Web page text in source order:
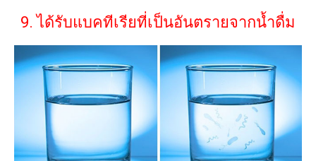
9. ได้รับแบคทีเรียที่เป็นอันตรายจากน้ำดื่ม